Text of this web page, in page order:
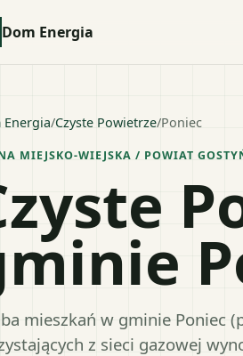
Dom Energia
Energia/Czyste Powietrze/Poniec
MIEJSKO-WIEJSKA / POWIAT
mieszkań w gminie Poniec
z sieci gazowej